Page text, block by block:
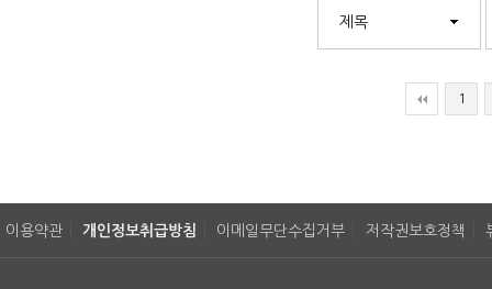
1
이용약관 개인정보취급방침 이메일무단수집거부 저작권보호정책